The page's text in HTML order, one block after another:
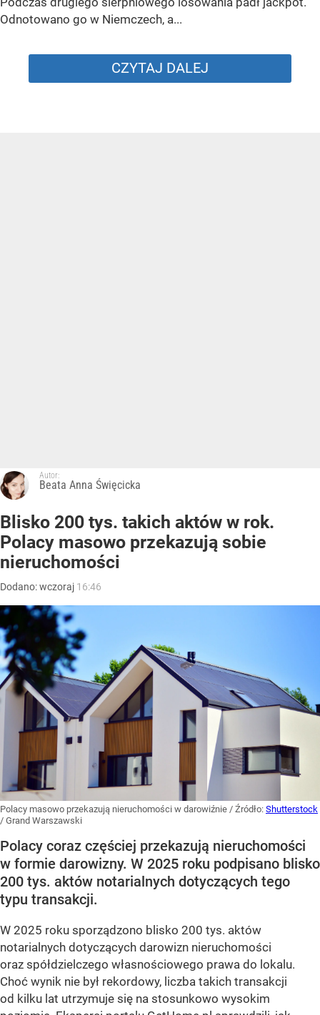
Odnotowano go w Niemczech, a...
CZYTAJ DALEJ
Autor:
Beata Anna Święcicka
Blisko 200 tys. takich aktów w rok.
Polacy masowo przekazują sobie
nieruchomości
Dodano:wczoraj 16:46
Polacy masowo przekazują nieruchomości w darowiźnie / Źródło: Shutterstock
/ Grand Warszawski
Polacy coraz częściej przekazują nieruchomości
w formie darowizny. W 2025 roku podpisano blisko
200 tys. aktów notarialnych dotyczących tego
typu transakcji.
W 2025 roku sporządzono blisko 200 tys. aktów
notarialnych dotyczących darowizn nieruchomości
oraz spółdzielczego własnościowego prawa do lokalu.
Choć wynik nie był rekordowy, liczba takich transakcji
od kilku lat utrzymuje się na stosunkowo wysokim